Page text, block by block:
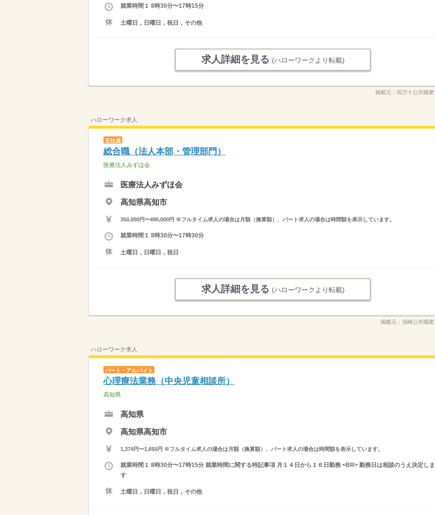
就業時間１ 8時30分〜17時15分
土曜日，日曜日，祝日，その他
求人詳細を見る (ハローワークより転載)
掲載元： 四万十公共職
ハローワーク求人
正社員
総合職（法人本部・管理部門）
医療法人みずほ会
医療法人みずほ会
高知県高知市
350,000円〜490,000円 ※フルタイム求人の場合は月額（換算額）、パート求人の場合は時間額を表示しています。
就業時間１ 8時30分〜17時30分
土曜日，日曜日，祝日
求人詳細を見る (ハローワークより転載)
掲載元： 須崎公共職
ハローワーク求人
パート・アルバイト
心理療法業務（中央児童相談所）
高知県
高知県
高知県高知市
1,374円〜1,655円 ※フルタイム求人の場合は月額（換算額）、パート求人の場合は時間額を表示しています。
就業時間１ 8時30分〜17時15分 就業時間に関する特記事項 月１４日から１６日勤務 <BR> 勤務日は相談のうえ決定しま
す
土曜日，日曜日，祝日，その他